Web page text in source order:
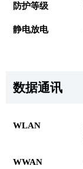
防护等级
静电放电
数据通讯
WLAN
WWAN